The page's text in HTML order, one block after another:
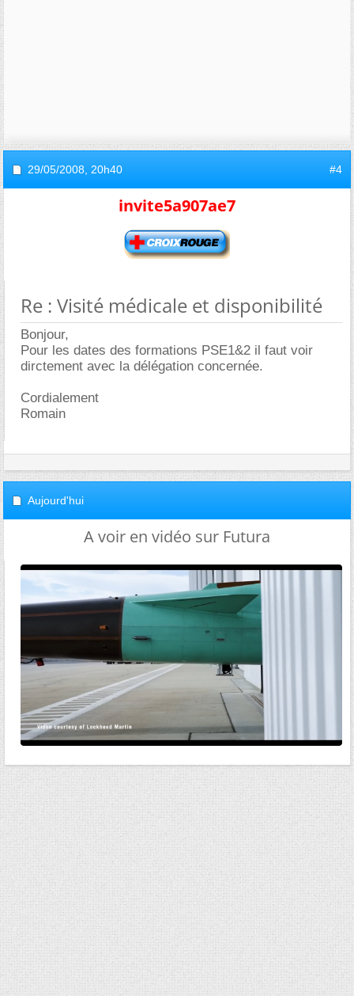
29/05/2008, 20h40 #4
invite5a907ae7
Re : Visité médicale et disponibilité
Bonjour,
Pour les dates des formations PSE1&2 il faut voir
dirctement avec la délégation concernée.
Cordialement
Romain
Aujourd'hui
A voir en vidéo sur Futura